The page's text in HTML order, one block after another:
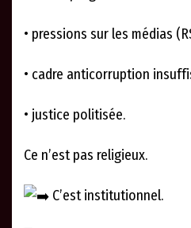
• pressions sur les médias
• cadre anticorruption
• justice politisée.
Ce n’est pas religieux.
C’est institutionnel.